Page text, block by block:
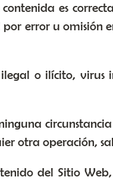
es
error u omisión
o ilícito, virus
circunstancia
otra operación,
del Sitio